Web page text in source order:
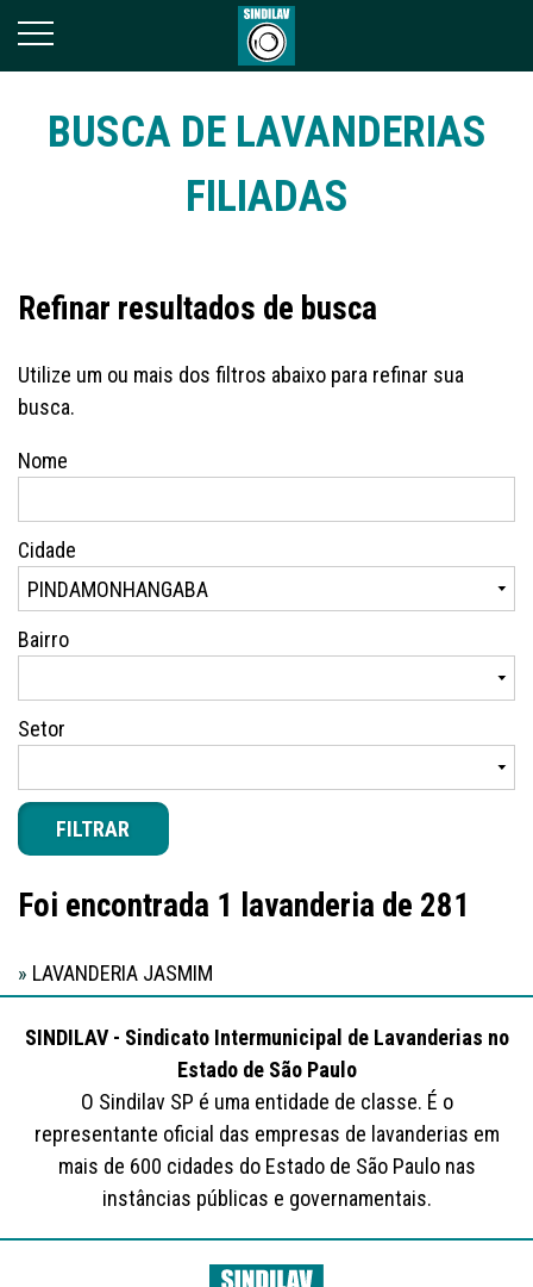
BUSCA DE LAVANDERIAS
FILIADAS
Refinar resultados de busca
Utilize um ou mais dos filtros abaixo para refinar sua
busca.
Nome
Cidade
Bairro
Setor
FILTRAR
Foi encontrada 1 lavanderia de 281
» LAVANDERIA JASMIM
SINDILAV - Sindicato Intermunicipal de Lavanderias no
Estado de São Paulo
O Sindilav SP é uma entidade de classe. É o
representante oficial das empresas de lavanderias em
mais de 600 cidades do Estado de São Paulo nas
instâncias públicas e governamentais.